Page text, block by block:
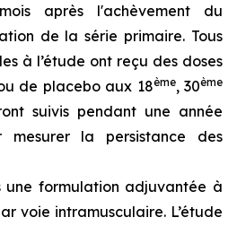
après l'achèvement du
de la série primaire. Tous
à l’étude ont reçu des doses
de placebo aux 18ème, 30ème
suivis pendant une année
mesurer la persistance des
une formulation adjuvantée à
voie intramusculaire. L’étude